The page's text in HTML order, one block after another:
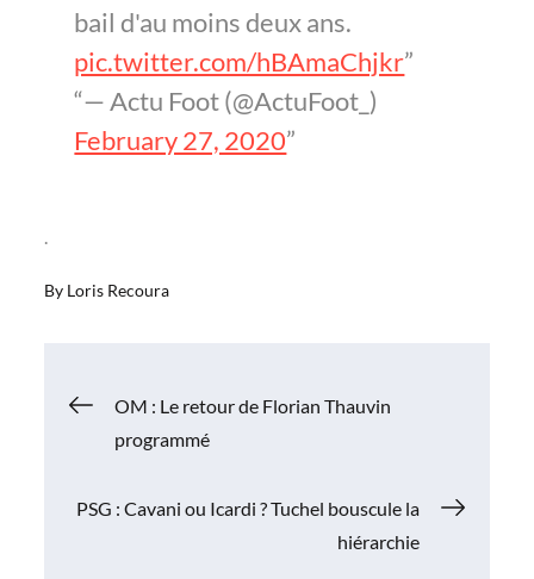
bail d'au moins deux ans.
pic.twitter.com/hBAmaChjkr
— Actu Foot (@ActuFoot_)
February 27, 2020
By Loris Recoura
Navigation
OM : Le retour de Florian Thauvin
programmé
PSG : Cavani ou Icardi ? Tuchel bouscule la
hiérarchie